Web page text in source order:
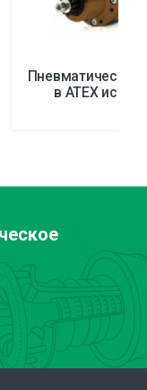
Пневматические
в ATEX